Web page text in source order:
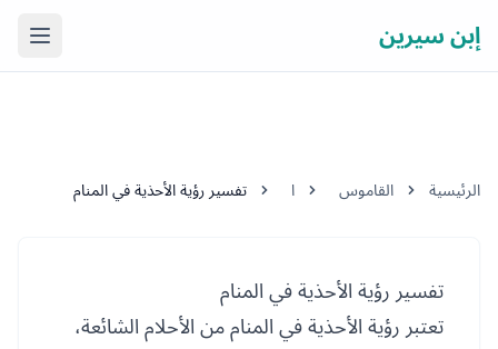
إبن سيرين فتح
الرئيسية القاموس ا تفسير رؤية الأحذية في المنام
تفسير رؤية الأحذية في المنام
تعتبر رؤية الأحذية في المنام من الأحلام الشائعة،